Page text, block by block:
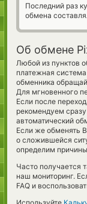
Последний раз
обмена
Об обмене
Любой из пунктов
платежная
обменника
Для мгновенного
Если после
рекомендуем
автоматический
Если же обменять
о сложившейся
определим
Часто получается
наш мониторинг.
FAQ и